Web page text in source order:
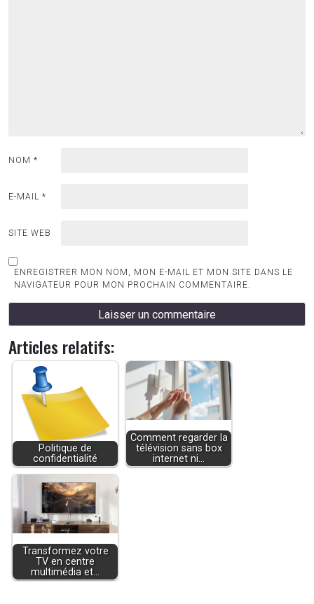
NOM *
E-MAIL *
SITE WEB
ENREGISTRER MON NOM, MON E-MAIL ET MON SITE DANS LE
NAVIGATEUR POUR MON PROCHAIN COMMENTAIRE.
Articles relatifs:
Politique de
confidentialité
Comment regarder la
télévision sans box
internet ni…
Transformez votre
TV en centre
multimédia et…